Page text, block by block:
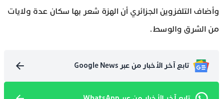
وأضاف التلفزوين الجزائري أن الهزة شعر بها سكان عدة ولايات
من الشرق والوسط.
تابع آخر الأخبار من عبر Google News